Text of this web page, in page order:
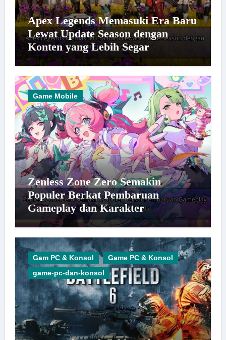
Apex Legends Memasuki Era Baru
Lewat Update Season dengan
Konten yang Lebih Segar
Game Mobile
Zenless Zone Zero Semakin
Populer Berkat Pembaruan
Gameplay dan Karakter
Berkualitas
Gam PC & Konsol
Game PC & Konsol
game-pc-dan-konsol